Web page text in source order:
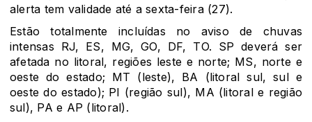
alerta tem validade até a sexta-feira (27).
Estão totalmente incluídas no aviso de chuvas
intensas RJ, ES, MG, GO, DF, TO. SP deverá ser
afetada no litoral, regiões leste e norte; MS, norte e
oeste do estado; MT (leste), BA (litoral sul, sul e
oeste do estado); PI (região sul), MA (litoral e região
sul), PA e AP (litoral).